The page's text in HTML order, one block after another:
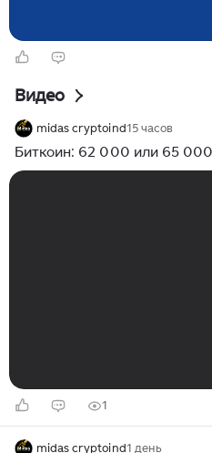
Видео
midas cryptoind15 часов
Биткоин: 62 000 или 65
1
midas cryptoind1 день